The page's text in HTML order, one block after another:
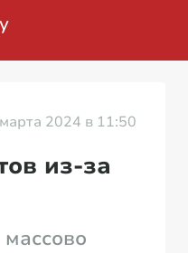
2024 в 11:50
из-за